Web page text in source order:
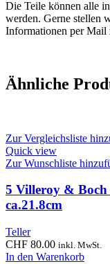
Die Teile können alle
werden. Gerne stellen
Informationen per Mail
Ähnliche
Zur Vergleichsliste
Quick view
Zur Wunschliste
5 Villeroy & Boch
ca.21.8cm
Teller
CHF 80.00 inkl. MwSt.
In den Warenkorb